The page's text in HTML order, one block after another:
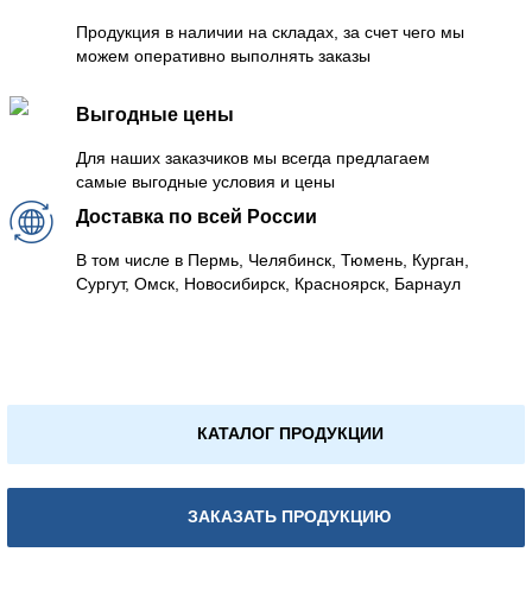
Продукция в наличии на складах, за счет чего мы
можем оперативно выполнять заказы
Выгодные цены
Для наших заказчиков мы всегда предлагаем
самые выгодные условия и цены
Доставка по всей России
В том числе в Пермь, Челябинск, Тюмень, Курган,
Сургут, Омск, Новосибирск, Красноярск, Барнаул
КАТАЛОГ ПРОДУКЦИИ
ЗАКАЗАТЬ ПРОДУКЦИЮ